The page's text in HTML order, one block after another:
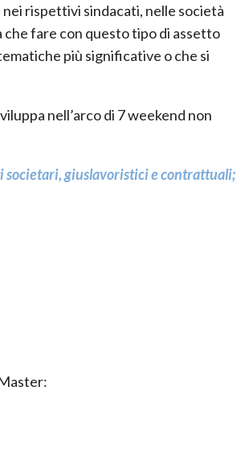
rispettivi sindacati, nelle società
che fare con questo tipo di assetto
più significative o che si
nell’arco di 7 weekend non
societari, giuslavoristici e contrattuali;